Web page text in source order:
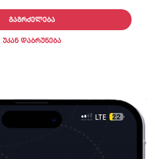
ᲣᲙᲐᲜ ᲓᲐᲑᲠᲣᲜᲔᲑᲐ
ᲒᲐᲒᲠᲫᲔᲚᲔᲑᲐ